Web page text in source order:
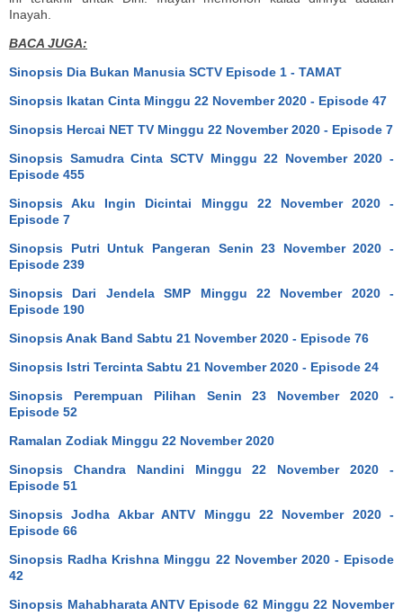
Inayah.
BACA JUGA:
Sinopsis Dia Bukan Manusia SCTV Episode 1 - TAMAT
Sinopsis Ikatan Cinta Minggu 22 November 2020 - Episode 47
Sinopsis Hercai NET TV Minggu 22 November 2020 - Episode 7
Sinopsis Samudra Cinta SCTV Minggu 22 November 2020 -
Episode 455
Sinopsis Aku Ingin Dicintai Minggu 22 November 2020 -
Episode 7
Sinopsis Putri Untuk Pangeran Senin 23 November 2020 -
Episode 239
Sinopsis Dari Jendela SMP Minggu 22 November 2020 -
Episode 190
Sinopsis Anak Band Sabtu 21 November 2020 - Episode 76
Sinopsis Istri Tercinta Sabtu 21 November 2020 - Episode 24
Sinopsis Perempuan Pilihan Senin 23 November 2020 -
Episode 52
Ramalan Zodiak Minggu 22 November 2020
Sinopsis Chandra Nandini Minggu 22 November 2020 -
Episode 51
Sinopsis Jodha Akbar ANTV Minggu 22 November 2020 -
Episode 66
Sinopsis Radha Krishna Minggu 22 November 2020 - Episode
42
Sinopsis Mahabharata ANTV Episode 62 Minggu 22 November